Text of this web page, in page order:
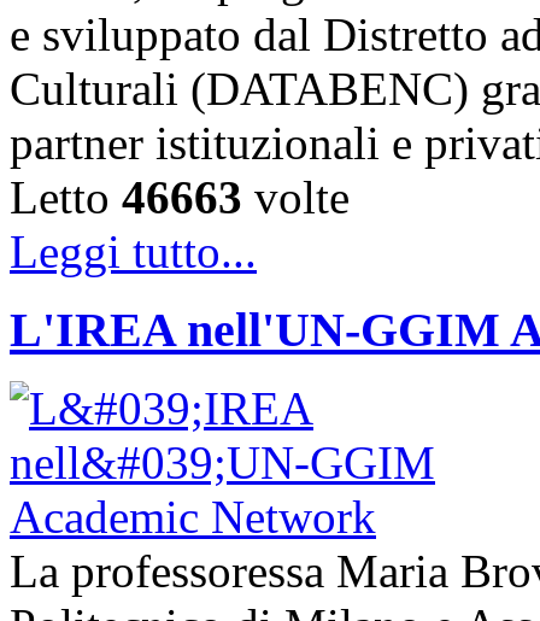
e sviluppato dal Distretto
Culturali (DATABENC)
partner istituzionali e
Letto 46663 volte
Leggi tutto...
L'IREA nell'UN-GGIM
La professoressa Maria